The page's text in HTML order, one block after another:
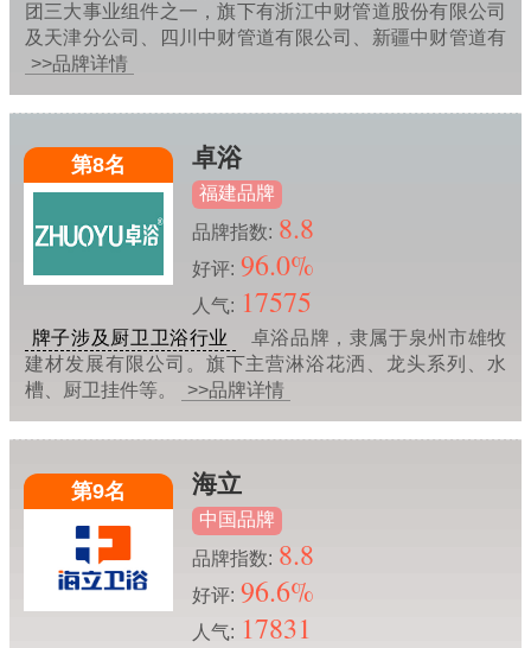
团三大事业组件之一，旗下有浙江中财管道股份有限公司
及天津分公司、四川中财管道有限公司、新疆中财管道有
>>品牌详情
第8名 卓浴
福建品牌
品牌指数: 8.8
好评: 96.0%
人气: 17575
牌子涉及厨卫卫浴行业
卓浴品牌，隶属于泉州市雄牧
建材发展有限公司。旗下主营淋浴花洒、龙头系列、水
槽、厨卫挂件等。
>>品牌详情
第9名 海立
中国品牌
品牌指数: 8.8
好评: 96.6%
人气: 17831